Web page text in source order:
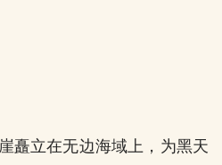
矗立在无边海域上，为黑天